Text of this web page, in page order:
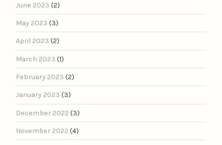
June 2023 (2)
May 2023 (3)
April 2023 (2)
March 2023 (1)
February 2023 (2)
January 2023 (3)
December 2022 (3)
November 2022 (4)